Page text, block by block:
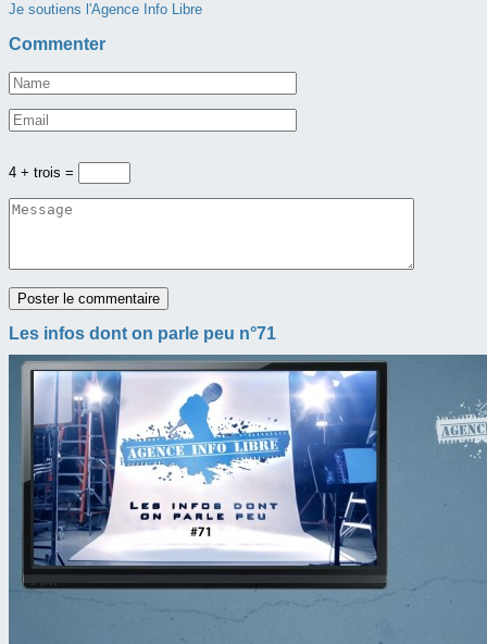
Je soutiens l'Agence Info Libre
Commenter
4 + trois =
Les infos dont on parle peu n°71